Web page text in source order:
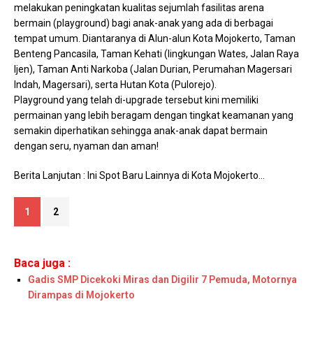
melakukan peningkatan kualitas sejumlah fasilitas arena
bermain (playground) bagi anak-anak yang ada di berbagai
tempat umum. Diantaranya di Alun-alun Kota Mojokerto, Taman
Benteng Pancasila, Taman Kehati (lingkungan Wates, Jalan Raya
Ijen), Taman Anti Narkoba (Jalan Durian, Perumahan Magersari
Indah, Magersari), serta Hutan Kota (Pulorejo).
Playground yang telah di-upgrade tersebut kini memiliki
permainan yang lebih beragam dengan tingkat keamanan yang
semakin diperhatikan sehingga anak-anak dapat bermain
dengan seru, nyaman dan aman!
Berita Lanjutan : Ini Spot Baru Lainnya di Kota Mojokerto…
1 2
Baca juga :
Gadis SMP Dicekoki Miras dan Digilir 7 Pemuda, Motornya
Dirampas di Mojokerto